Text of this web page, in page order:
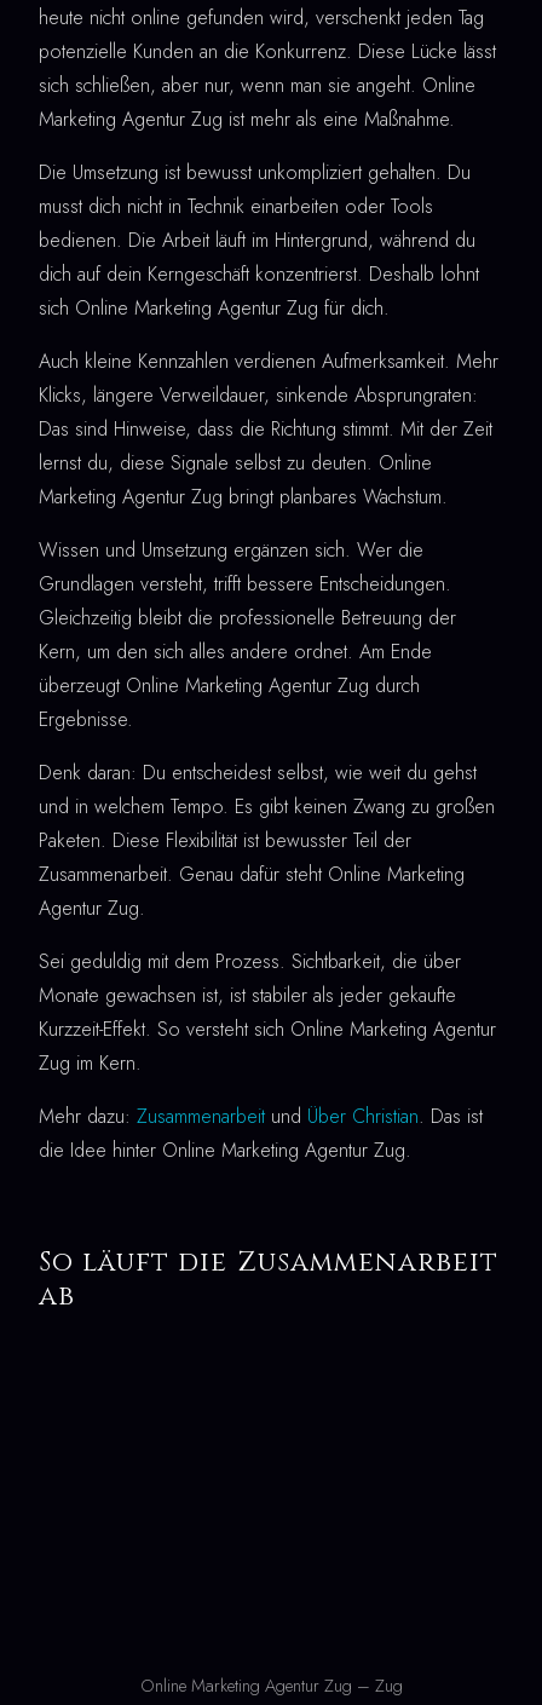
heute nicht online gefunden wird, verschenkt jeden Tag
potenzielle Kunden an die Konkurrenz. Diese Lücke lässt
sich schließen, aber nur, wenn man sie angeht. Online
Marketing Agentur Zug ist mehr als eine Maßnahme.
Die Umsetzung ist bewusst unkompliziert gehalten. Du
musst dich nicht in Technik einarbeiten oder Tools
bedienen. Die Arbeit läuft im Hintergrund, während du
dich auf dein Kerngeschäft konzentrierst. Deshalb lohnt
sich Online Marketing Agentur Zug für dich.
Auch kleine Kennzahlen verdienen Aufmerksamkeit. Mehr
Klicks, längere Verweildauer, sinkende Absprungraten:
Das sind Hinweise, dass die Richtung stimmt. Mit der Zeit
lernst du, diese Signale selbst zu deuten. Online
Marketing Agentur Zug bringt planbares Wachstum.
Wissen und Umsetzung ergänzen sich. Wer die
Grundlagen versteht, trifft bessere Entscheidungen.
Gleichzeitig bleibt die professionelle Betreuung der
Kern, um den sich alles andere ordnet. Am Ende
überzeugt Online Marketing Agentur Zug durch
Ergebnisse.
Denk daran: Du entscheidest selbst, wie weit du gehst
und in welchem Tempo. Es gibt keinen Zwang zu großen
Paketen. Diese Flexibilität ist bewusster Teil der
Zusammenarbeit. Genau dafür steht Online Marketing
Agentur Zug.
Sei geduldig mit dem Prozess. Sichtbarkeit, die über
Monate gewachsen ist, ist stabiler als jeder gekaufte
Kurzzeit-Effekt. So versteht sich Online Marketing Agentur
Zug im Kern.
Mehr dazu: Zusammenarbeit und Über Christian. Das ist
die Idee hinter Online Marketing Agentur Zug.
So läuft die Zusammenarbeit
ab
Online Marketing Agentur Zug – Zug